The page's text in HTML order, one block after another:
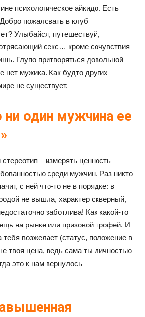
психологическое айкидо. Есть
пожаловать в клуб
Улыбайся, путешествуй,
секс… кроме сочувствия
Глупо притворяться довольной
нет мужика. Как будто других
не существует.
ни один мужчина ее
– измерять ценность
среди мужчин. Раз никто
с ней что-то не в порядке: в
не вышла, характер скверный,
заботлива! Как какой-то
на рынке или призовой трофей. И
возжелает (статус, положение в
твоя цена, ведь сама ты личностью
это к нам вернулось